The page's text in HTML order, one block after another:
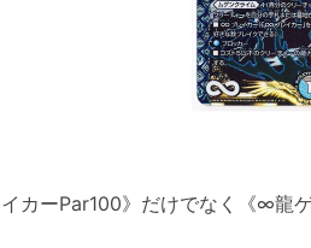
カーPar100》だけでなく《∞龍